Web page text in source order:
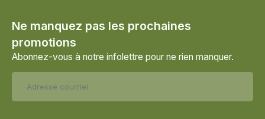
Ne manquez pas les prochaines
promotions
Abonnez-vous à notre infolettre pour ne rien manquer.